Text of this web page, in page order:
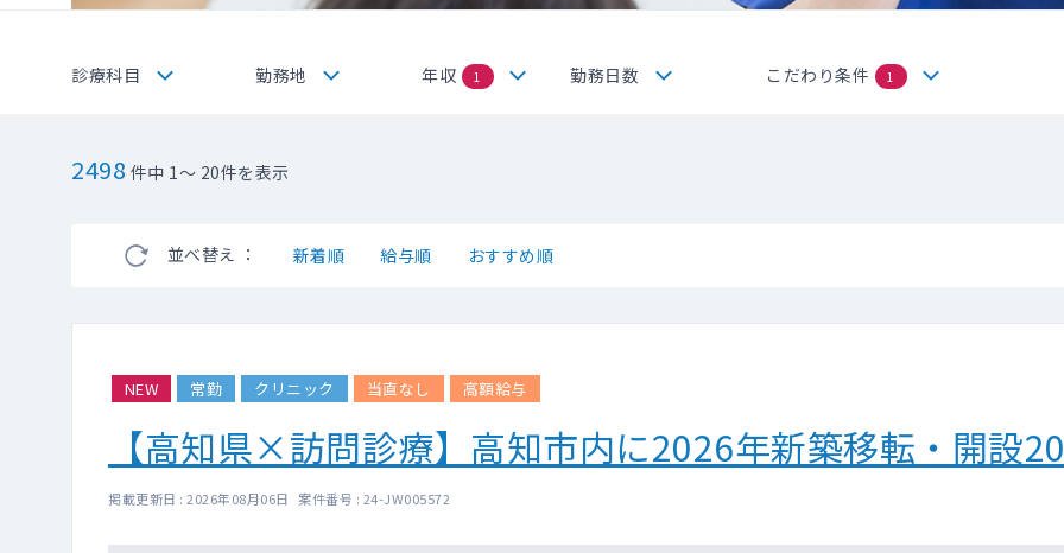
診療科目 勤務地 年収 1 勤務日数 こだわり条件 1
2498 件中 1～ 20件を表示
並べ替え ： 新着順 給与順 おすすめ順
NEW 常勤 クリニック 当直なし 高額給与
【高知県×訪問診療】高知市内に2026年新築移転・開設
掲載更新日 : 2026年08月06日 案件番号 : 24-JW005572